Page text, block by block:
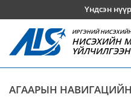
Үндсэн нүүр
ИРГЭНИЙ
НИСЭХИЙН
АГААРЫН